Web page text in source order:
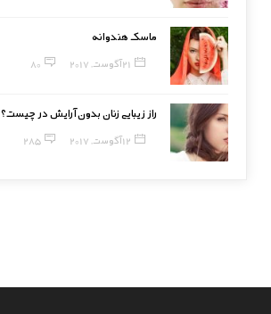
ماسک هندوانه
21 آگوست, 2017 80
راز زیبایی زنان بدون آرایش در چیست؟
12 آگوست, 2017 285